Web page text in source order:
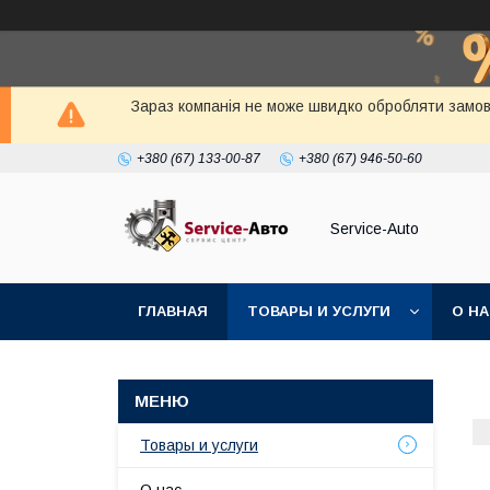
Зараз компанія не може швидко обробляти
+380 (67) 133-00-87 +380 (67) 946-50-60
Service-Auto
ГЛАВНАЯ ТОВАРЫ И УСЛУГИ О
Товары и услуги